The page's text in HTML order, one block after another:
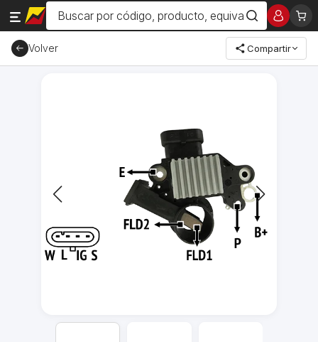
Volver Compartir